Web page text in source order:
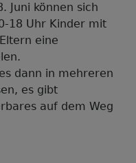
Juni können sich
18 Uhr Kinder mit
eine
dann in mehreren
es gibt
auf dem Weg